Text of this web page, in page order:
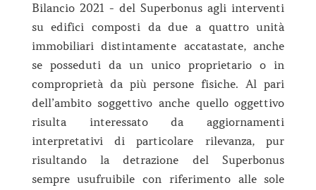
Bilancio 2021 - del Superbonus agli interventi
su edifici composti da due a quattro unità
immobiliari distintamente accatastate, anche
se posseduti da un unico proprietario o in
comproprietà da più persone fisiche. Al pari
dell’ambito soggettivo anche quello oggettivo
risulta interessato da aggiornamenti
interpretativi di particolare rilevanza, pur
risultando la detrazione del Superbonus
sempre usufruibile con riferimento alle sole